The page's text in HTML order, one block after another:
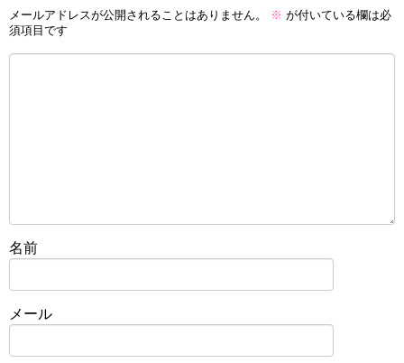
メールアドレスが公開されることはありません。 ※ が付いている欄は必
須項目です
名前
メール